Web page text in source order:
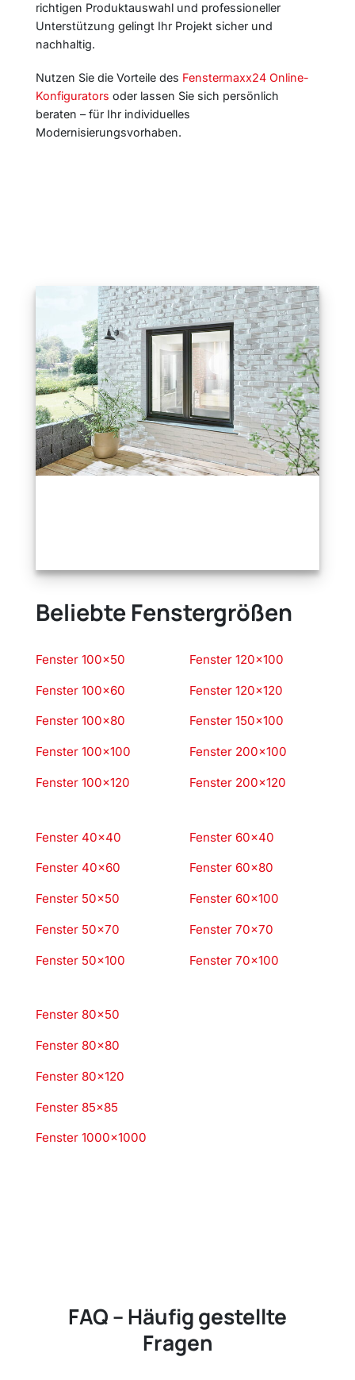
richtigen Produktauswahl und professioneller
Unterstützung gelingt Ihr Projekt sicher und
nachhaltig.
Nutzen Sie die Vorteile des Fenstermaxx24 Online-
Konfigurators oder lassen Sie sich persönlich
beraten – für Ihr individuelles
Modernisierungsvorhaben.
Beliebte Fenstergrößen
Fenster 100×50
Fenster 100×60
Fenster 100×80
Fenster 100×100
Fenster 100×120
Fenster 120×100
Fenster 120×120
Fenster 150×100
Fenster 200×100
Fenster 200×120
Fenster 40×40
Fenster 40×60
Fenster 50×50
Fenster 50×70
Fenster 50×100
Fenster 60×40
Fenster 60×80
Fenster 60×100
Fenster 70×70
Fenster 70×100
Fenster 80×50
Fenster 80×80
Fenster 80×120
Fenster 85×85
Fenster 1000×1000
FAQ – Häufig gestellte
Fragen